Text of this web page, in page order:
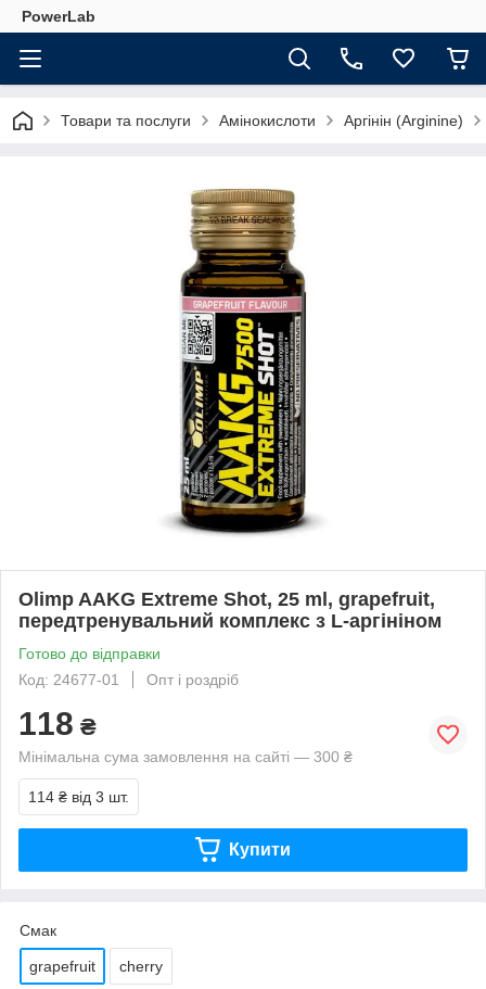
PowerLab
Товари та послуги Амінокислоти Аргінін (Arginine)
Olimp AAKG Extreme Shot, 25 ml, grapefruit,
передтренувальний комплекс з L-аргініном
Готово до відправки
Код: 24677-01
Опт і роздріб
118 ₴
Мінімальна сума замовлення на сайті — 300 ₴
114 ₴ від 3 шт.
Купити
Смак
grapefruit cherry